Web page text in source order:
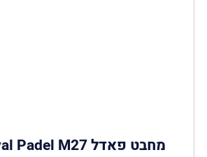
מחבט פאדל Royal Padel M27